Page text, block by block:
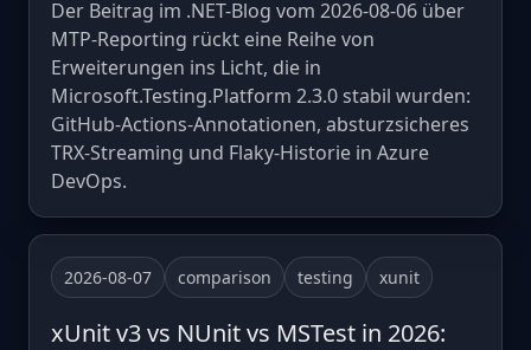
Der Beitrag im .NET-Blog vom 2026-08-06 über
MTP-Reporting rückt eine Reihe von
Erweiterungen ins Licht, die in
Microsoft.Testing.Platform 2.3.0 stabil wurden:
GitHub-Actions-Annotationen, absturzsicheres
TRX-Streaming und Flaky-Historie in Azure
DevOps.
2026-08-07 comparison testing xunit
xUnit v3 vs NUnit vs MSTest in 2026: